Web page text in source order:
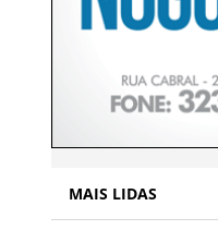
MAIS LIDAS